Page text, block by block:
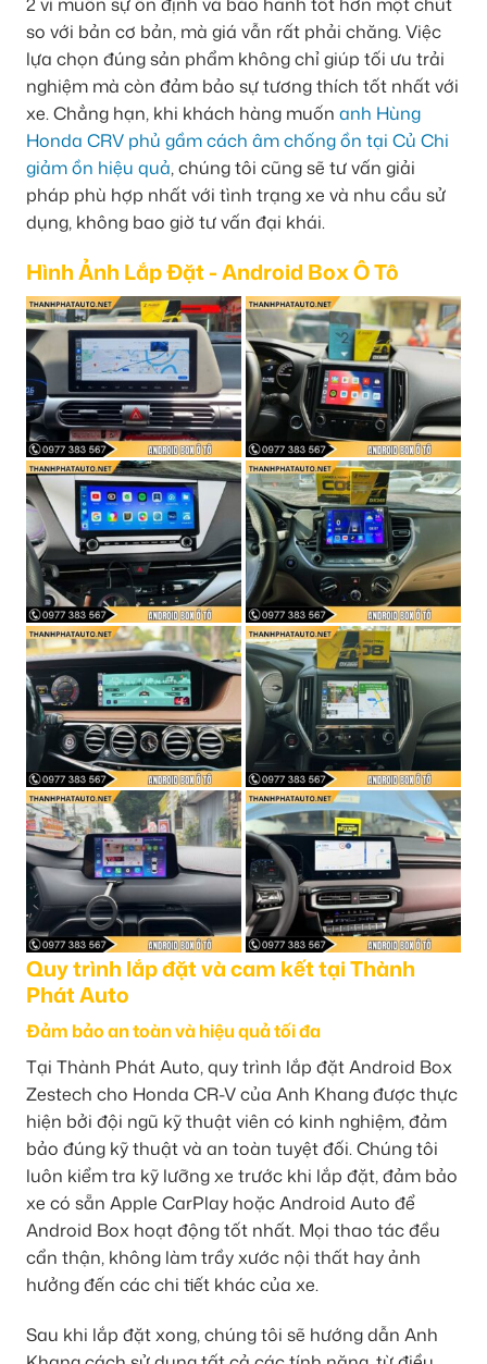
2 vì muốn sự ổn định và bảo hành tốt hơn một chút
so với bản cơ bản, mà giá vẫn rất phải chăng. Việc
lựa chọn đúng sản phẩm không chỉ giúp tối ưu trải
nghiệm mà còn đảm bảo sự tương thích tốt nhất với
xe. Chẳng hạn, khi khách hàng muốn anh Hùng
Honda CRV phủ gầm cách âm chống ồn tại Củ Chi
giảm ồn hiệu quả, chúng tôi cũng sẽ tư vấn giải
pháp phù hợp nhất với tình trạng xe và nhu cầu sử
dụng, không bao giờ tư vấn đại khái.
Hình Ảnh Lắp Đặt - Android Box Ô Tô
Quy trình lắp đặt và cam kết tại Thành
Phát Auto
Đảm bảo an toàn và hiệu quả tối đa
Tại Thành Phát Auto, quy trình lắp đặt Android Box
Zestech cho Honda CR-V của Anh Khang được thực
hiện bởi đội ngũ kỹ thuật viên có kinh nghiệm, đảm
bảo đúng kỹ thuật và an toàn tuyệt đối. Chúng tôi
luôn kiểm tra kỹ lưỡng xe trước khi lắp đặt, đảm bảo
xe có sẵn Apple CarPlay hoặc Android Auto để
Android Box hoạt động tốt nhất. Mọi thao tác đều
cẩn thận, không làm trầy xước nội thất hay ảnh
hưởng đến các chi tiết khác của xe.
Sau khi lắp đặt xong, chúng tôi sẽ hướng dẫn Anh